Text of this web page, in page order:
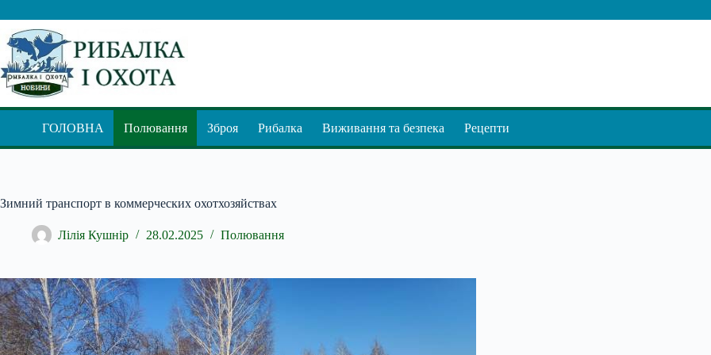
до
вмісту
ГОЛОВНА Полювання Зброя Рибалка Виживання та безпека Рецепти
Зимний транспорт в коммерческих охотхозяйствах
Лілія Кушнір 28.02.2025 Полювання